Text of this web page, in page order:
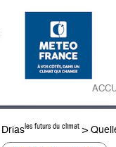
Driasles futurs du climat >